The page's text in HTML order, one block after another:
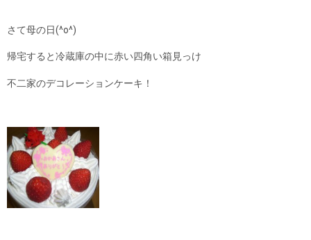
さて母の日(^o^)
帰宅すると冷蔵庫の中に赤い四角い箱見っけ
不二家のデコレーションケーキ！